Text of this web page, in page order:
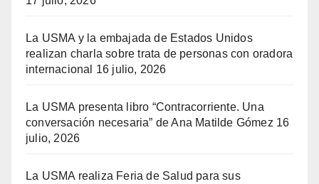
La USMA y la embajada de Estados Unidos
realizan charla sobre trata de personas con oradora
internacional
16 julio, 2026
La USMA presenta libro “Contracorriente. Una
conversación necesaria” de Ana Matilde Gómez 16
julio, 2026
La USMA realiza Feria de Salud para sus